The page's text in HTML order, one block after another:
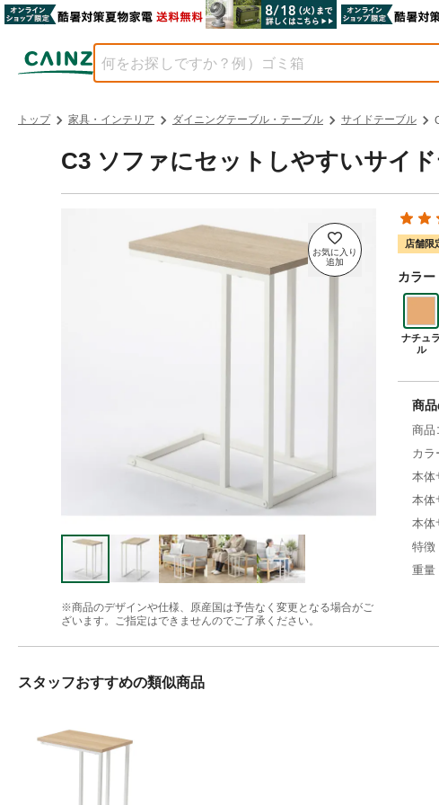
トップ 家具・インテリア ダイニングテーブル・テーブル サイドテーブル
C3 ソファにセットしやすいサイ
※商品のデザインや仕様、原産国は予告なく変更となる場合がご
ざいます。ご指定はできませんのでご了承ください。
店舗限
カラー
ナチュラ
ル
商
商品
カラ
本体
本体
本体
特徴
重量
スタッフおすすめの類似商品